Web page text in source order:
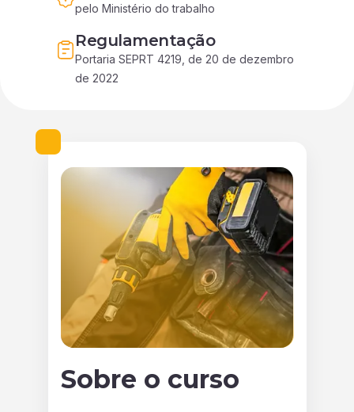
pelo Ministério do trabalho
Regulamentação
Portaria SEPRT 4219, de 20 de dezembro
de 2022
Sobre o curso